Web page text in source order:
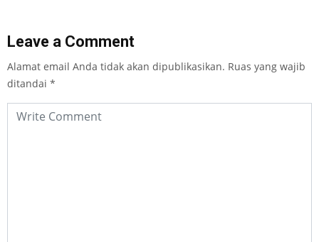
Leave a Comment
Alamat email Anda tidak akan dipublikasikan. Ruas yang wajib
ditandai *